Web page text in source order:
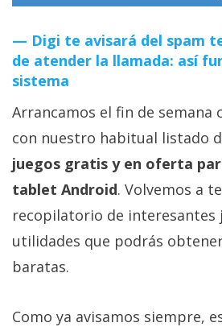
Digi te avisará del spam
de atender la llamada: así
sistema
Arrancamos el fin de semana
con nuestro habitual listado
juegos gratis y en oferta
tablet Android. Volvemos a
recopilatorio de interesantes
utilidades que podrás
baratas.
Como ya avisamos siempre,